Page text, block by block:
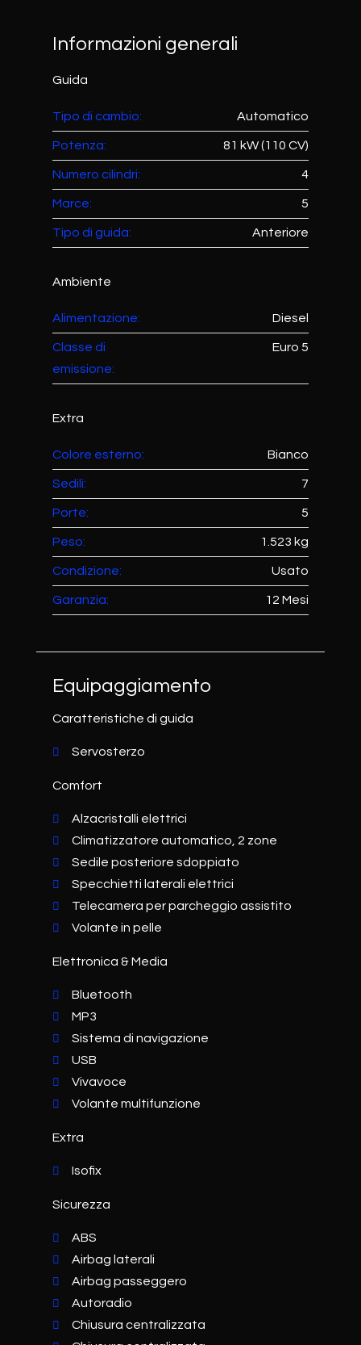
Informazioni generali
Guida
Tipo di cambio: Automatico
Potenza: 81 kW (110 CV)
Numero cilindri: 4
Marce: 5
Tipo di guida: Anteriore
Ambiente
Alimentazione: Diesel
Classe di
emissione:
Euro 5
Extra
Colore esterno: Bianco
Sedili: 7
Porte: 5
Peso: 1.523 kg
Condizione: Usato
Garanzia: 12 Mesi
Equipaggiamento
Caratteristiche di guida
Servosterzo
Comfort
Alzacristalli elettrici
Climatizzatore automatico, 2 zone
Sedile posteriore sdoppiato
Specchietti laterali elettrici
Telecamera per parcheggio assistito
Volante in pelle
Elettronica & Media
Bluetooth
MP3
Sistema di navigazione
USB
Vivavoce
Volante multifunzione
Extra
Isofix
Sicurezza
ABS
Airbag laterali
Airbag passeggero
Autoradio
Chiusura centralizzata